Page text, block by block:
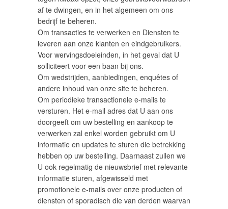
af te dwingen, en in het algemeen om ons
bedrijf te beheren.
Om transacties te verwerken en Diensten te
leveren aan onze klanten en eindgebruikers.
Voor wervingsdoeleinden, in het geval dat U
solliciteert voor een baan bij ons.
Om wedstrijden, aanbiedingen, enquêtes of
andere inhoud van onze site te beheren.
Om periodieke transactionele e-mails te
versturen. Het e-mail adres dat U aan ons
doorgeeft om uw bestelling en aankoop te
verwerken zal enkel worden gebruikt om U
informatie en updates te sturen die betrekking
hebben op uw bestelling. Daarnaast zullen we
U ook regelmatig de nieuwsbrief met relevante
informatie sturen, afgewisseld met
promotionele e-mails over onze producten of
diensten of sporadisch die van derden waarvan